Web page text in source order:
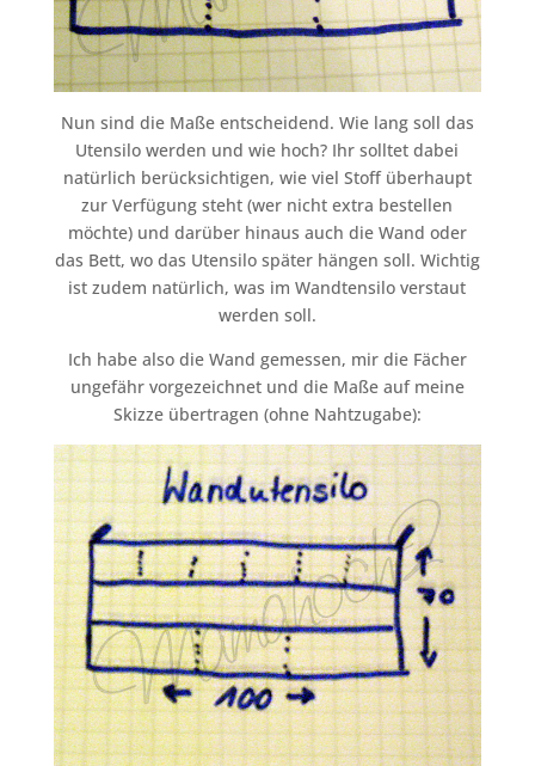
Nun sind die Maße entscheidend. Wie lang soll das
Utensilo werden und wie hoch? Ihr solltet dabei
natürlich berücksichtigen, wie viel Stoff überhaupt
zur Verfügung steht (wer nicht extra bestellen
möchte) und darüber hinaus auch die Wand oder
das Bett, wo das Utensilo später hängen soll. Wichtig
ist zudem natürlich, was im Wandtensilo verstaut
werden soll.
Ich habe also die Wand gemessen, mir die Fächer
ungefähr vorgezeichnet und die Maße auf meine
Skizze übertragen (ohne Nahtzugabe):